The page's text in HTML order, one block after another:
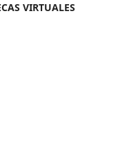
VIRTUALES